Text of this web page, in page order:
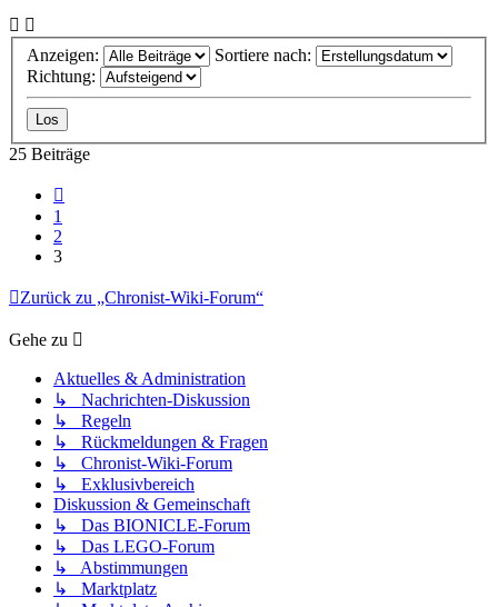
Anzeigen:
Sortiere nach:
Richtung:
25 Beiträge
1
2
3
Zurück zu „Chronist-Wiki-Forum“
Gehe zu
Aktuelles & Administration
↳ Nachrichten-Diskussion
↳ Regeln
↳ Rückmeldungen & Fragen
↳ Chronist-Wiki-Forum
↳ Exklusivbereich
Diskussion & Gemeinschaft
↳ Das BIONICLE-Forum
↳ Das LEGO-Forum
↳ Abstimmungen
↳ Marktplatz